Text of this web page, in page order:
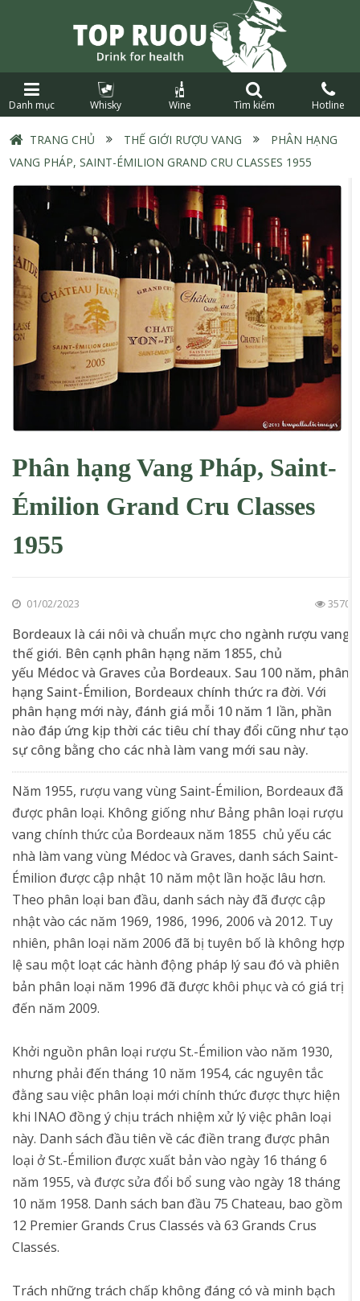
Danh mục Whisky Wine Tìm kiếm Hotline
TRANG CHỦ › THẾ GIỚI RƯỢU VANG ›
PHÂN HẠNG
VANG PHÁP, SAINT-ÉMILION GRAND CRU CLASSES 1955
Phân hạng Vang Pháp, Saint-
Émilion Grand Cru Classes
1955
01/02/2023 3570
Bordeaux là cái nôi và chuẩn mực cho ngành rượu vang
thế giới. Bên cạnh phân hạng năm 1855, chủ
yếu Médoc và Graves của Bordeaux. Sau 100 năm, phân
hạng Saint-Émilion, Bordeaux chính thức ra đời. Với
phân hạng mới này, đánh giá mỗi 10 năm 1 lần, phần
nào đáp ứng kịp thời các tiêu chí thay đổi cũng như tạo
sự công bằng cho các nhà làm vang mới sau này.
Năm 1955, rượu vang vùng Saint-Émilion, Bordeaux đã
được phân loại. Không giống như Bảng phân loại rượu
vang chính thức của Bordeaux năm 1855 chủ yếu các
nhà làm vang vùng Médoc và Graves, danh sách Saint-
Émilion được cập nhật 10 năm một lần hoặc lâu hơn.
Theo phân loại ban đầu, danh sách này đã được cập
nhật vào các năm 1969, 1986, 1996, 2006 và 2012. Tuy
nhiên, phân loại năm 2006 đã bị tuyên bố là không hợp
lệ sau một loạt các hành động pháp lý sau đó và phiên
bản phân loại năm 1996 đã được khôi phục và có giá trị
đến năm 2009.
Khởi nguồn phân loại rượu St.-Émilion vào năm 1930,
nhưng phải đến tháng 10 năm 1954, các nguyên tắc
đằng sau việc phân loại mới chính thức được thực hiện
khi INAO đồng ý chịu trách nhiệm xử lý việc phân loại
này. Danh sách đầu tiên về các điền trang được phân
loại ở St.-Émilion được xuất bản vào ngày 16 tháng 6
năm 1955, và được sửa đổi bổ sung vào ngày 18 tháng
10 năm 1958. Danh sách ban đầu 75 Chateau, bao gồm
12 Premier Grands Crus Classés và 63 Grands Crus
Classés.
Trách những trách chấp không đáng có và minh bạch